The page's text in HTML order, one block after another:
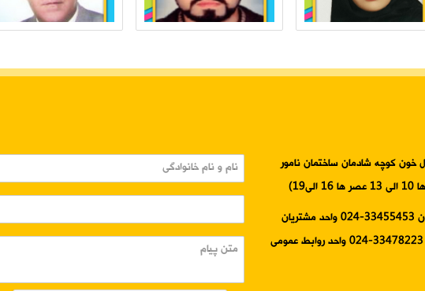
خون کوچه شادمان ساختمان نامور
024-33544688 واحد مشتریان 33455453-024 واحد مشتریان